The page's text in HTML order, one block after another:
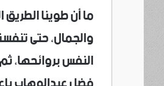
ما أن طوينا
والجمال، حتى
النفس بروائحها،